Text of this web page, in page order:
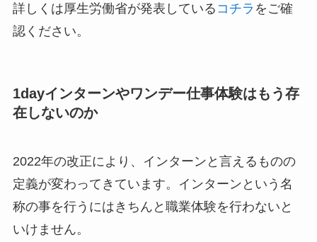
詳しくは厚生労働省が発表している コチラ をご確
認ください。
1dayインターンやワンデー仕事体験はもう存
在しないのか
2022年の改正により、インターンと言えるものの
定義が変わってきています。インターンという名
称の事を行うにはきちんと職業体験を行わないと
いけません。